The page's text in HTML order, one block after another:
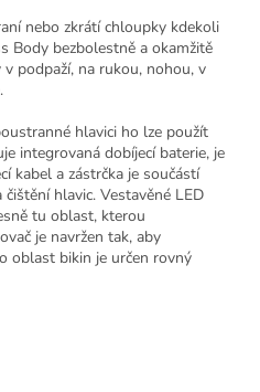
nebo zkrátí chloupky kdekoli
Body bezbolestně a okamžitě
podpaží, na rukou, nohou, v
hlavici ho lze použít
integrovaná dobíjecí baterie, je
kabel a zástrčka je součástí
hlavic. Vestavěné LED
tu oblast, kterou
je navržen tak, aby
oblast bikin je určen rovný